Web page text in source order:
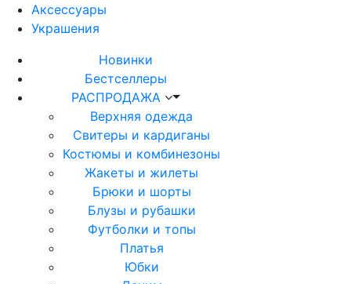
Аксессуары
Украшения
Новинки
Бестселлеры
РАСПРОДАЖА
Верхняя одежда
Свитеры и кардиганы
Костюмы и комбинезоны
Жакеты и жилеты
Брюки и шорты
Блузы и рубашки
Футболки и топы
Платья
Юбки